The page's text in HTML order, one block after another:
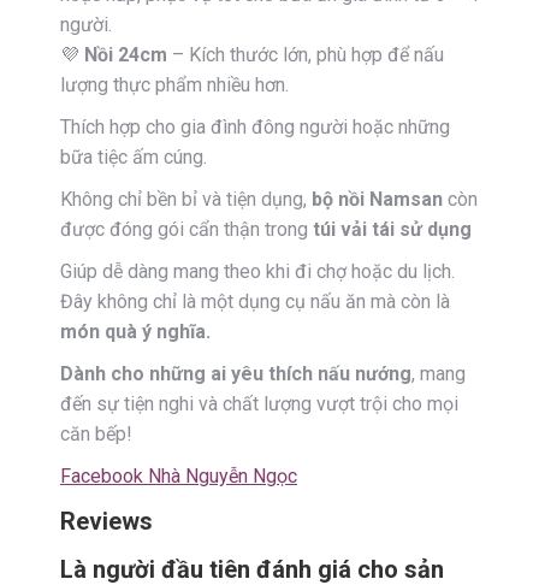
người.
💜 Nồi 24cm – Kích thước lớn, phù hợp để nấu
lượng thực phẩm nhiều hơn.
Thích hợp cho gia đình đông người hoặc những
bữa tiệc ấm cúng.
Không chỉ bền bỉ và tiện dụng, bộ nồi Namsan còn
được đóng gói cẩn thận trong túi vải tái sử dụng
Giúp dễ dàng mang theo khi đi chợ hoặc du lịch.
Đây không chỉ là một dụng cụ nấu ăn mà còn là
món quà ý nghĩa.
Dành cho những ai yêu thích nấu nướng, mang
đến sự tiện nghi và chất lượng vượt trội cho mọi
căn bếp!
Facebook Nhà Nguyễn Ngọc
Reviews
Là người đầu tiên đánh giá cho sản